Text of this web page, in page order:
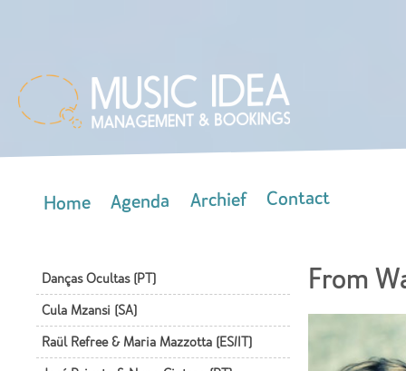
Home Agenda Archief Contact
Danças Ocultas (PT)
Cula Mzansi (SA)
Raül Refree & Maria Mazzotta (ES/IT)
From